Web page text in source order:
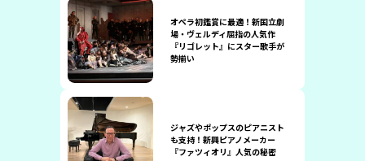
オペラ初鑑賞に最適！新国立劇
場・ヴェルディ屈指の人気作
『リゴレット』にスター歌手が
勢揃い
ジャズやポップスのピアニスト
も支持！新興ピアノメーカー
『ファツィオリ』人気の秘密